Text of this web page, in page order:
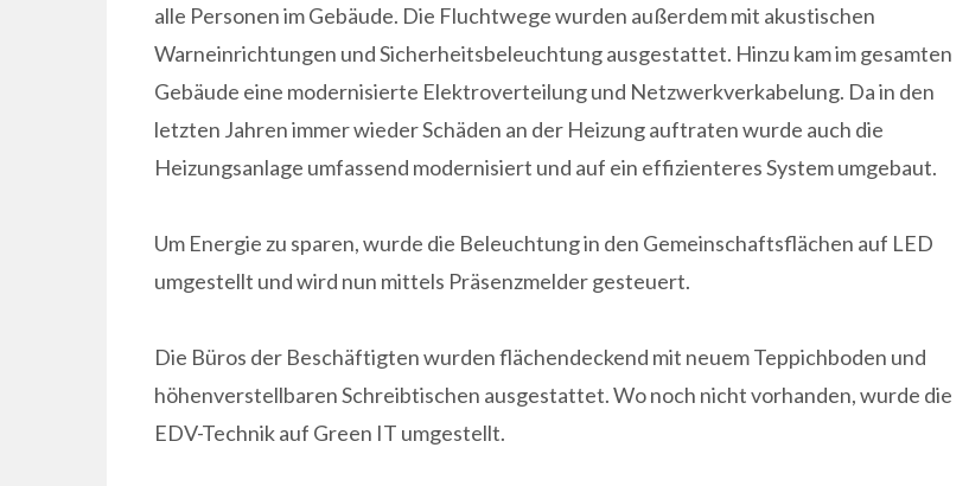
alle Personen im Gebäude. Die Fluchtwege wurden außerdem mit akustischen
Warneinrichtungen und Sicherheitsbeleuchtung ausgestattet. Hinzu kam im gesamten
Gebäude eine modernisierte Elektroverteilung und Netzwerkverkabelung. Da in den
letzten Jahren immer wieder Schäden an der Heizung auftraten wurde auch die
Heizungsanlage umfassend modernisiert und auf ein effizienteres System umgebaut.
Um Energie zu sparen, wurde die Beleuchtung in den Gemeinschaftsflächen auf LED
umgestellt und wird nun mittels Präsenzmelder gesteuert.
Die Büros der Beschäftigten wurden flächendeckend mit neuem Teppichboden und
höhenverstellbaren Schreibtischen ausgestattet. Wo noch nicht vorhanden, wurde die
EDV-Technik auf Green IT umgestellt.